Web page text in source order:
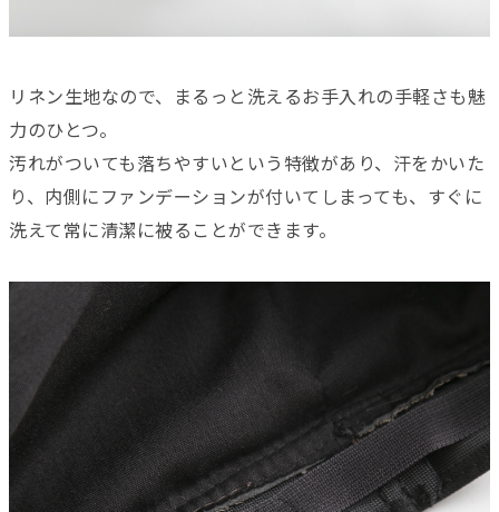
リネン生地なので、まるっと洗えるお手入れの手軽さも魅
力のひとつ。
汚れがついても落ちやすいという特徴があり、汗をかいた
り、内側にファンデーションが付いてしまっても、すぐに
洗えて常に清潔に被ることができます。